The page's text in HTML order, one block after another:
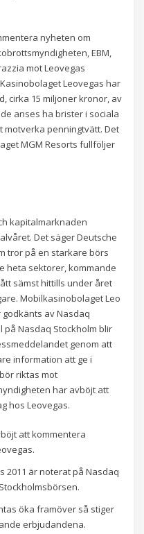
nyheten om
EBM,
mot Leovegas
Leovegas har
cirka 15 miljoner kronor, av
anses ha brister i sociala
penningtvätt. Det
MGM Resorts fullföljer
kapitalmarknaden
Det säger Deutsche
tror på en starkare börs
heta sektorer, kommande
sämst hittills under året
Mobilkasinobolaget Leo
av Nasdaq
på Nasdaq Stockholm blir
genom att
information att ge i
riktas mot
har avböjt att
hos Leovegas.
att kommentera
2011 är noterat på Nasdaq
öka framöver så stiger
erbjudandena.